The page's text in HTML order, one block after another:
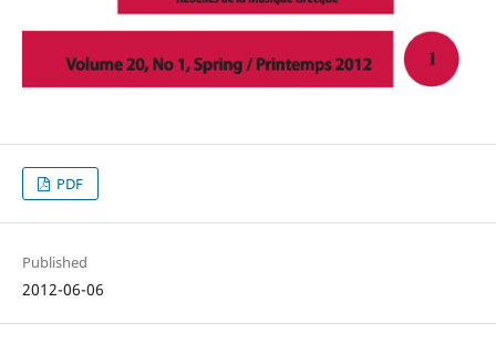
PDF
Published
2012-06-06